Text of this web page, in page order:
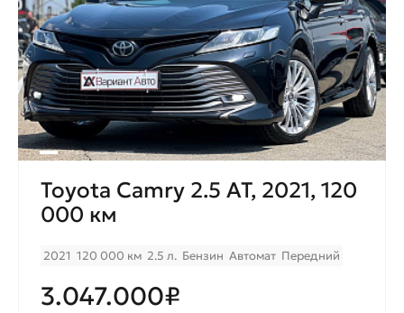
Toyota Camry 2.5 AT, 2021, 120
000 км
2021 120 000 км 2.5 л. Бензин Автомат Передний
3.047.000₽